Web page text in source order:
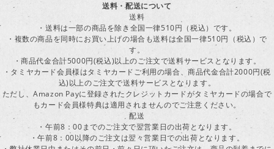
送料・配送について
送料
・送料は一部の商品を除き全国一律510円（税込）です。
・複数の商品を同時にお買い上げの場合も送料は全国一律510円（税込）で
す。
・商品代金合計5000円(税込)以上のご注文で送料サービスとなります。
・タミヤカード会員様はタミヤカードご利用の場合、商品代金合計2000円(税
込)以上のご注文で送料サービスとなります。
ただし、Amazon Payに登録されたクレジットカードがタミヤカードの場合で
もカード会員様特典は適用されませんのでご注意ください。
配送
・午前8：00までのご注文で翌営業日の出荷となります。
・午前8：00以降のご注文は翌々営業日での出荷となります。